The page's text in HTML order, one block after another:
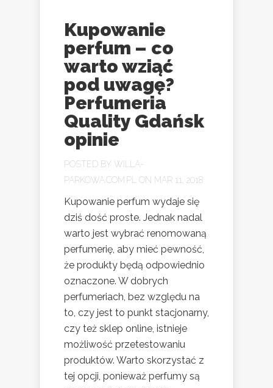
Kupowanie
perfum – co
warto wziąć
pod uwagę?
Perfumeria
Quality Gdańsk
opinie
POSTED BY WILLA-
PARKOWA.COM.PL
ON MAR 11, 2018
Kupowanie perfum wydaje się
dziś dość proste. Jednak nadal
warto jest wybrać renomowaną
perfumerię, aby mieć pewność,
że produkty będą odpowiednio
oznaczone. W dobrych
perfumeriach, bez względu na
to, czy jest to punkt stacjonarny,
czy też sklep online, istnieje
możliwość przetestowaniu
produktów. Warto skorzystać z
tej opcji, ponieważ perfumy są